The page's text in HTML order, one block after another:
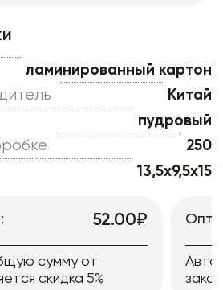
ламинированный картон
Китай
пудровый
250
13,5x9,5x15
52.00₽
сумму от
скидка 5%